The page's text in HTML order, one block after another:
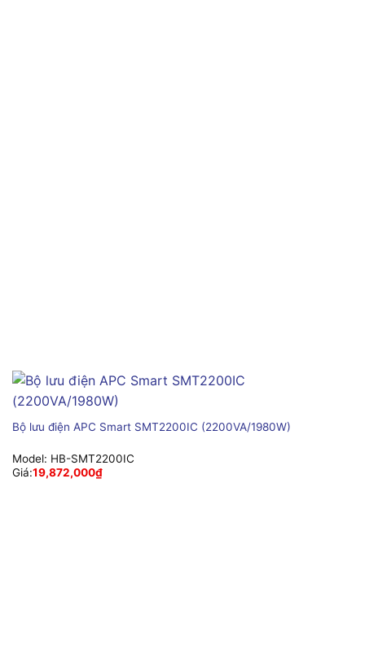
Bộ lưu điện APC Smart SMT2200IC (2200VA/1980W)
Model: HB-SMT2200IC
Giá:19,872,000₫